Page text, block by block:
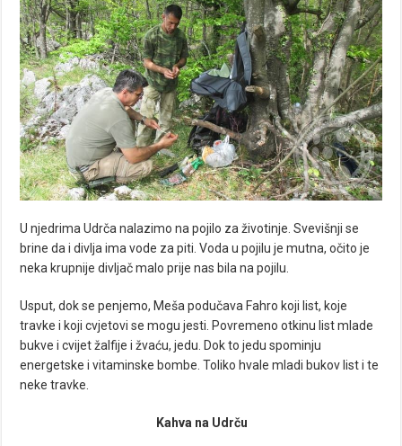
U njedrima Udrča nalazimo na pojilo za životinje. Svevišnji se
brine da i divlja ima vode za piti. Voda u pojilu je mutna, očito je
neka krupnije divljač malo prije nas bila na pojilu.
Usput, dok se penjemo, Meša podučava Fahro koji list, koje
travke i koji cvjetovi se mogu jesti. Povremeno otkinu list mlade
bukve i cvijet žalfije i žvaću, jedu. Dok to jedu spominju
energetske i vitaminske bombe. Toliko hvale mladi bukov list i te
neke travke.
Kahva na Udrču